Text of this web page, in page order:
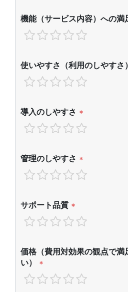
機能（サービス内容）への満
使いやすさ（利用のしやすさ）
導入のしやすさ *
管理のしやすさ *
サポート品質 *
価格（費用対効果の観点で満
い）
*